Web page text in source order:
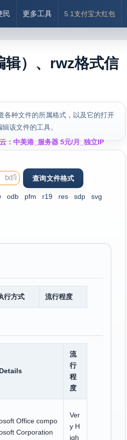
民 更多工具 5.1支付宝大红包
辑）、rwz格式信
各种文件的所属格式，以及它的打开
该文件的工具。
：中美港_服务器 5元/月_独立IP
odb pfm r19 res sdp
svg
行方式 流行程度
流
行
程
度
Office compo
Corporation
Ver
y H
igh